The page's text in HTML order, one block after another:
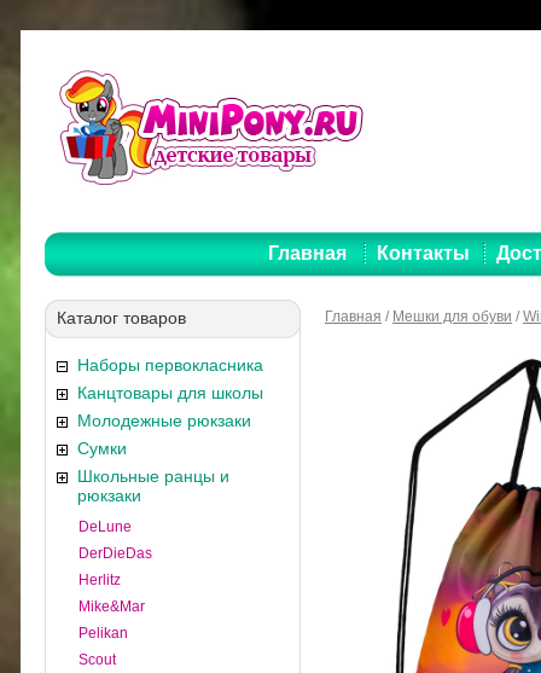
Главная Контакты
Каталог товаров
Наборы первокласника
Канцтовары для школы
Молодежные рюкзаки
Сумки
Школьные ранцы и
рюкзаки
DeLune
DerDieDas
Herlitz
Mike&Mar
Pelikan
Scout
Главная / Мешки для обуви /